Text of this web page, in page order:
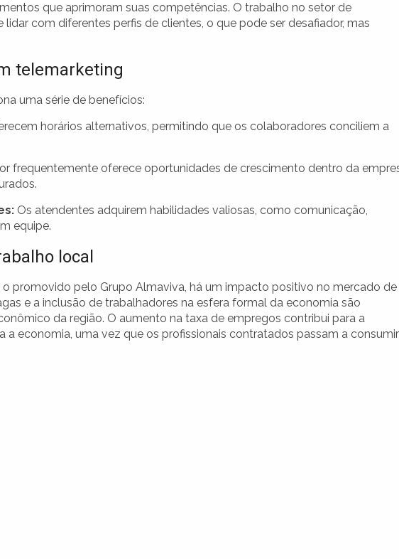
que aprimoram suas competências. O trabalho no setor de
com diferentes perfis de clientes, o que pode ser desafiador, mas
telemarketing
uma série de benefícios:
horários alternativos, permitindo que os colaboradores conciliem a
frequentemente oferece oportunidades de crescimento dentro da
Os atendentes adquirem habilidades valiosas, como comunicação,
equipe.
local
promovido pelo Grupo Almaviva, há um impacto positivo no mercado de
e a inclusão de trabalhadores na esfera formal da economia são
da região. O aumento na taxa de empregos contribui para a
economia, uma vez que os profissionais contratados passam a